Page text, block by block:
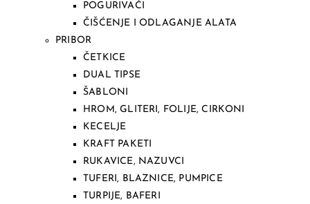
POGURIVAČI
ČIŠĆENJE I ODLAGANJE ALATA
PRIBOR
ČETKICE
DUAL TIPSE
ŠABLONI
HROM, GLITERI, FOLIJE, CIRKONI
KECELJE
KRAFT PAKETI
RUKAVICE, NAZUVCI
TUFERI, BLAZNICE, PUMPICE
TURPIJE, BAFERI